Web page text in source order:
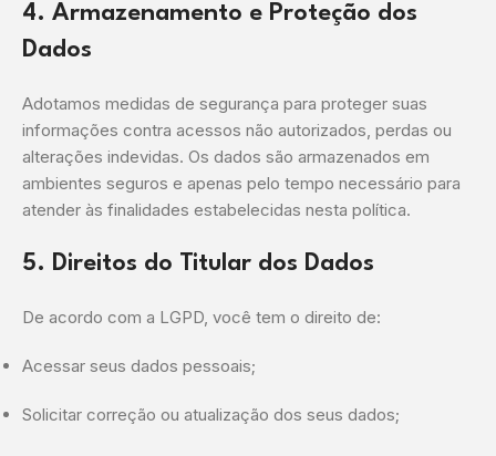
4. Armazenamento e Proteção dos
Dados
Adotamos medidas de segurança para proteger suas
informações contra acessos não autorizados, perdas ou
alterações indevidas. Os dados são armazenados em
ambientes seguros e apenas pelo tempo necessário para
atender às finalidades estabelecidas nesta política.
5. Direitos do Titular dos Dados
De acordo com a LGPD, você tem o direito de:
Acessar seus dados pessoais;
Solicitar correção ou atualização dos seus dados;